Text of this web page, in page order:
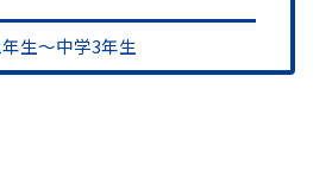
生～中学3年生